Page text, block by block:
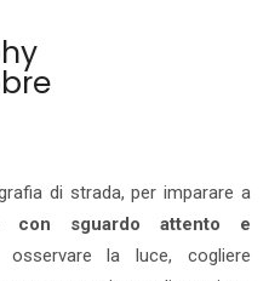
di strada, per imparare a
con sguardo attento e
la luce, cogliere